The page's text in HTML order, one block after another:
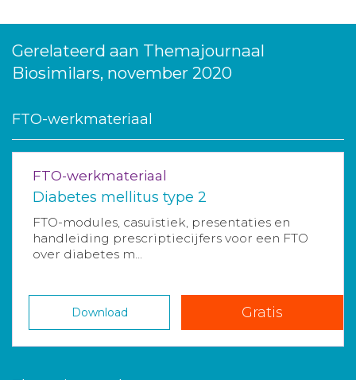
Gerelateerd aan Themajournaal
Biosimilars, november 2020
FTO-werkmateriaal
FTO-werkmateriaal
Diabetes mellitus type 2
FTO-modules, casuïstiek, presentaties en
handleiding prescriptiecijfers voor een FTO
over diabetes m...
Download Gratis